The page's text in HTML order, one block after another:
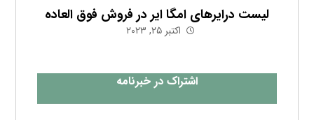
لیست درایرهای امگا ایر در فروش فوق العاده
اکتبر ۲۵, ۲۰۲۳
اشتراک در خبرنامه